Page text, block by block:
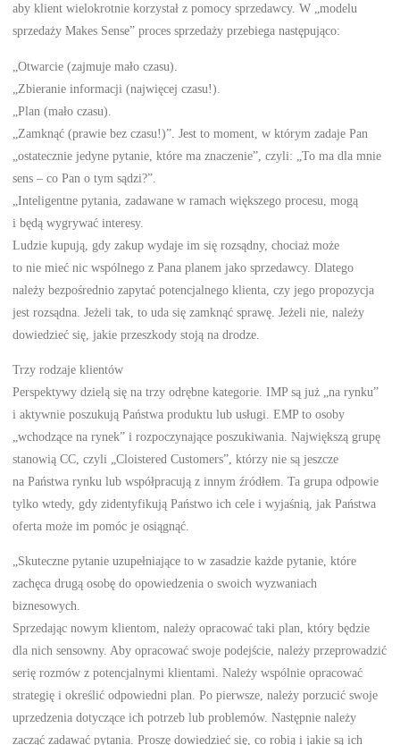
aby klient wielokrotnie korzystał z pomocy sprzedawcy. W „modelu
sprzedaży Makes Sense” proces sprzedaży przebiega następująco:
„Otwarcie (zajmuje mało czasu).
„Zbieranie informacji (najwięcej czasu!).
„Plan (mało czasu).
„Zamknąć (prawie bez czasu!)”. Jest to moment, w którym zadaje Pan
„ostatecznie jedyne pytanie, które ma znaczenie”, czyli: „To ma dla mnie
sens – co Pan o tym sądzi?”.
„Inteligentne pytania, zadawane w ramach większego procesu, mogą
i będą wygrywać interesy.
Ludzie kupują, gdy zakup wydaje im się rozsądny, chociaż może
to nie mieć nic wspólnego z Pana planem jako sprzedawcy. Dlatego
należy bezpośrednio zapytać potencjalnego klienta, czy jego propozycja
jest rozsądna. Jeżeli tak, to uda się zamknąć sprawę. Jeżeli nie, należy
dowiedzieć się, jakie przeszkody stoją na drodze.
Trzy rodzaje klientów
Perspektywy dzielą się na trzy odrębne kategorie. IMP są już „na rynku”
i aktywnie poszukują Państwa produktu lub usługi. EMP to osoby
„wchodzące na rynek” i rozpoczynające poszukiwania. Największą grupę
stanowią CC, czyli „Cloistered Customers”, którzy nie są jeszcze
na Państwa rynku lub współpracują z innym źródłem. Ta grupa odpowie
tylko wtedy, gdy zidentyfikują Państwo ich cele i wyjaśnią, jak Państwa
oferta może im pomóc je osiągnąć.
„Skuteczne pytanie uzupełniające to w zasadzie każde pytanie, które
zachęca drugą osobę do opowiedzenia o swoich wyzwaniach
biznesowych.
Sprzedając nowym klientom, należy opracować taki plan, który będzie
dla nich sensowny. Aby opracować swoje podejście, należy przeprowadzić
serię rozmów z potencjalnymi klientami. Należy wspólnie opracować
strategię i określić odpowiedni plan. Po pierwsze, należy porzucić swoje
uprzedzenia dotyczące ich potrzeb lub problemów. Następnie należy
zacząć zadawać pytania. Proszę dowiedzieć się, co robią i jakie są ich